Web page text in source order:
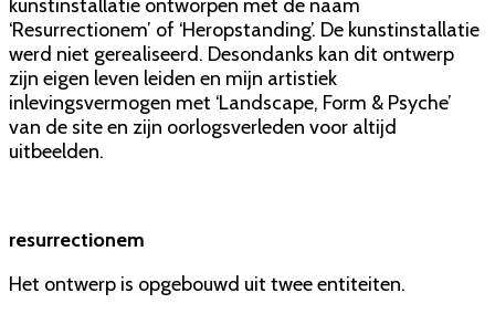
kunstinstallatie ontworpen met de naam
‘Resurrectionem’ of ‘Heropstanding’. De kunstinstallatie
werd niet gerealiseerd. Desondanks kan dit ontwerp
zijn eigen leven leiden en mijn artistiek
inlevingsvermogen met ‘Landscape, Form & Psyche’
van de site en zijn oorlogsverleden voor altijd
uitbeelden.
resurrectionem
Het ontwerp is opgebouwd uit twee entiteiten.